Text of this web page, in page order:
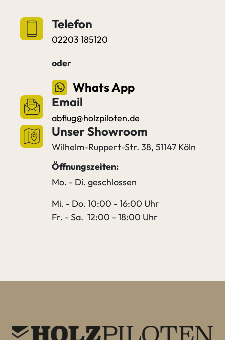
Telefon
02203 185120
oder
Whats App
Email
abflug@holzpiloten.de
Unser Showroom
Wilhelm-Ruppert-Str. 38, 51147 Köln
Öffnungszeiten:
Mo. - Di. geschlossen
Mi. - Do. 10:00 - 16:00 Uhr
Fr. - Sa. 12:00 - 18:00 Uhr